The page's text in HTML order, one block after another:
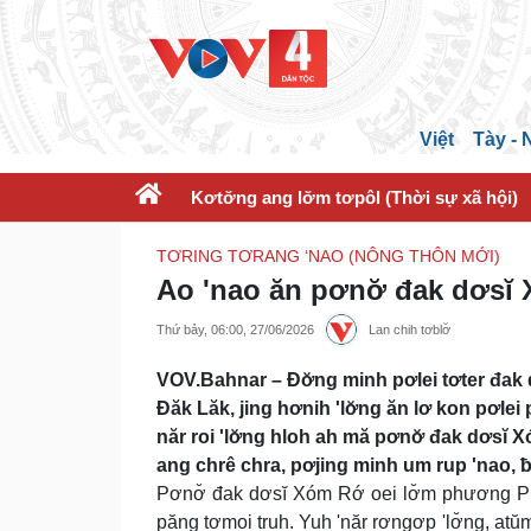
Việt Tày -
Kơtơ̆ng ang lơ̆m tơpôl (Thời sự xã hội)
TƠRING TƠRANG ‘NAO (NÔNG THÔN MỚI)
Ao 'nao ăn pơnơ̆ đak dơsĭ
Thứ bảy, 06:00, 27/06/2026 Lan chih tơblơ̆
VOV.Bahnar – Đơ̆ng minh pơlei tơter
Đăk Lăk, jing hơnih 'lơ̆ng ăn lơ kon pơlei
năr roi 'lơ̆ng hloh ah mă pơnơ̆ đak dơsĭ
ang chrê chra, pơjing minh um rup 'nao,
Pơnơ̆ đak dơsĭ Xóm Rớ oei lơ̆m phương
păng tơmoi truh. Yuh 'năr rơngơp 'lơ̆ng,